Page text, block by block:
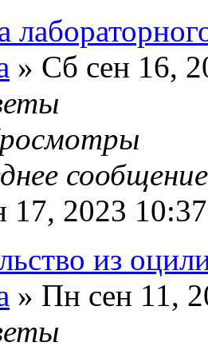
» Сб сен 16,
17, 2023
из
» Пн сен 11,